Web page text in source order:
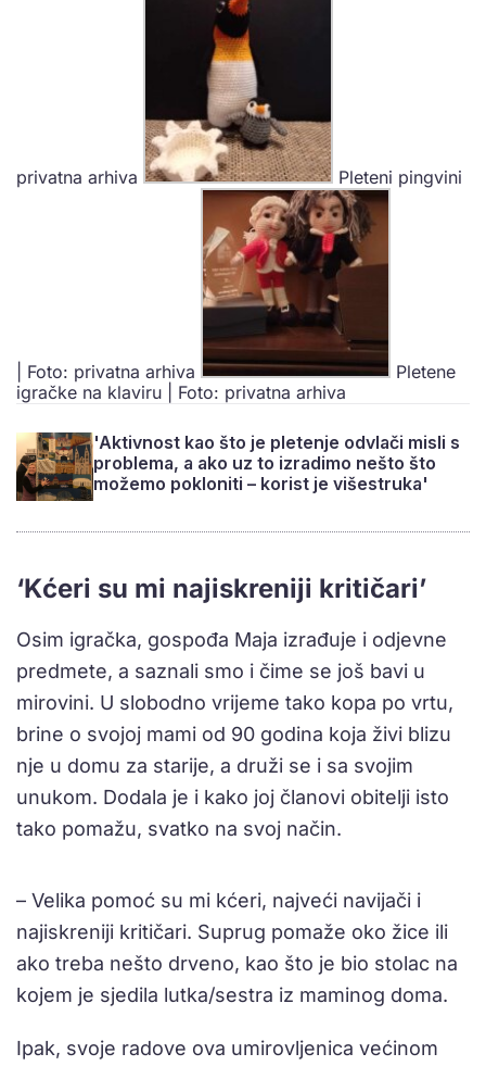
privatna arhiva Pleteni pingvini
| Foto: privatna arhiva
Pletene
igračke na klaviru | Foto: privatna arhiva
'Aktivnost kao što je pletenje odvlači misli s
problema, a ako uz to izradimo nešto što
možemo pokloniti – korist je višestruka'
‘Kćeri su mi najiskreniji kritičari’
Osim igračka, gospođa Maja izrađuje i odjevne
predmete, a saznali smo i čime se još bavi u
mirovini. U slobodno vrijeme tako kopa po vrtu,
brine o svojoj mami od 90 godina koja živi blizu
nje u domu za starije, a druži se i sa svojim
unukom. Dodala je i kako joj članovi obitelji isto
tako pomažu, svatko na svoj način.
– Velika pomoć su mi kćeri, najveći navijači i
najiskreniji kritičari. Suprug pomaže oko žice ili
ako treba nešto drveno, kao što je bio stolac na
kojem je sjedila lutka/sestra iz maminog doma.
Ipak, svoje radove ova umirovljenica većinom